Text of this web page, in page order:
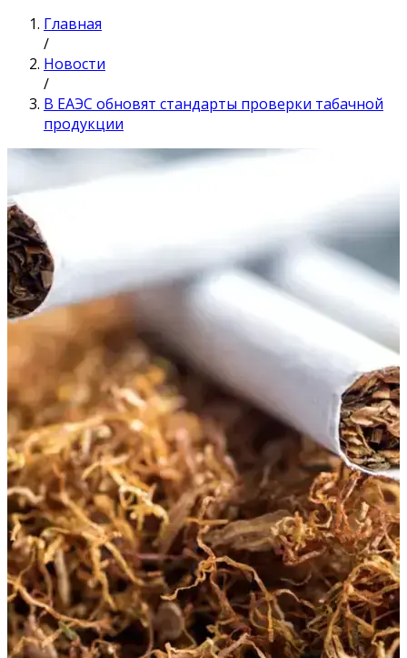
Главная
/
Новости
/
В ЕАЭС обновят стандарты проверки табачной
продукции